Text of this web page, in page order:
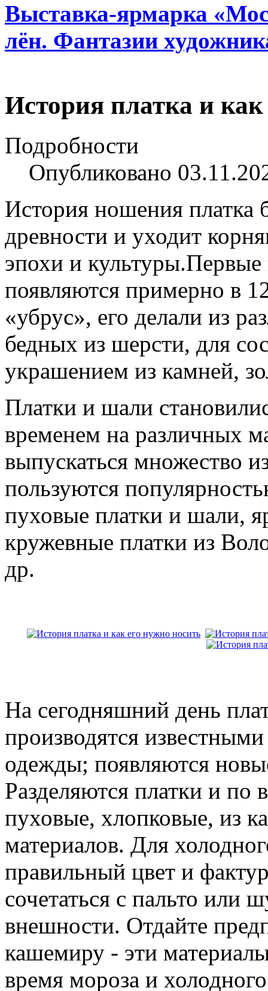
Выставка-ярмарка
лён. Фантазии
История платка и
Подробности
Опубликовано
История ношения платка
древности и уходит
эпохи и
появляются примерно в
«убрус», его делали из
бедных из шерсти, для
украшением из камней,
Платки и шали
временем на различных
выпускаться множество
пользуются
пуховые платки и шали,
кружевные платки из
др.
На сегодняшний день
производятся
одежды; появляются
Разделяются платки и по
пуховые, хлопковые, из
материалов. Для
правильный цвет и
сочетаться с пальто или
внешности. Отдайте
кашемиру - эти
время мороза и